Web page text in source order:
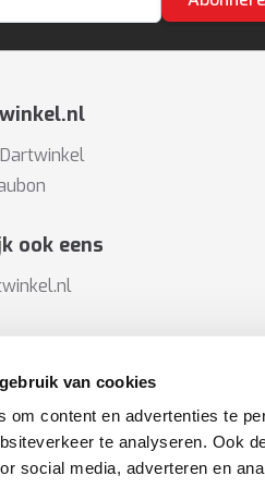
van cookies
om content en advertenties te
te analyseren. Ook
social media, adverteren en
ook eens